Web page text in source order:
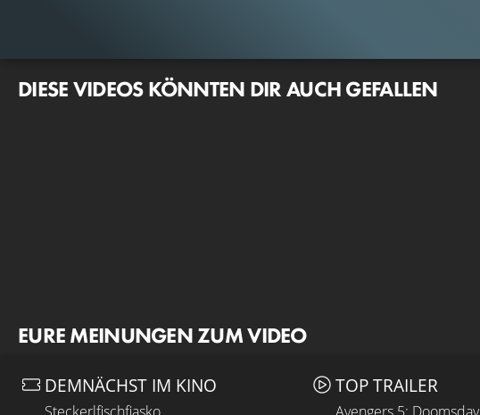
DIESE VIDEOS KÖNNTEN DIR AUCH GEFALLEN
EURE MEINUNGEN ZUM VIDEO
DEMNÄCHST IM KINO TOP TRAILER